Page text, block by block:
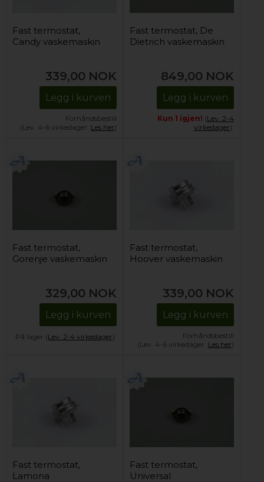
Fast termostat,
Candy vaskemaskin
339,00 NOK
Legg i kurven
Forhåndsbestill
(Lev. 4-6 virkedager. Les her)
Fast termostat, De
Dietrich vaskemaskin
849,00 NOK
Legg i kurven
Kun 1 igjen! (Lev. 2-4
virkedager).
Fast termostat,
Gorenje vaskemaskin
329,00 NOK
Legg i kurven
På lager (Lev. 2-4 virkedager).
Fast termostat,
Hoover vaskemaskin
339,00 NOK
Legg i kurven
Forhåndsbestill
(Lev. 4-6 virkedager. Les her)
Fast termostat,
Lamona
Fast termostat,
Universal